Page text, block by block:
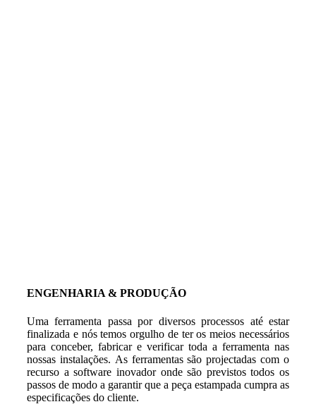
ENGENHARIA & PRODUÇÃO
Uma ferramenta passa por diversos processos até estar
finalizada e nós temos orgulho de ter os meios necessários
para conceber, fabricar e verificar toda a ferramenta nas
nossas instalações. As ferramentas são projectadas com o
recurso a software inovador onde são previstos todos os
passos de modo a garantir que a peça estampada cumpra as
especificações do cliente.